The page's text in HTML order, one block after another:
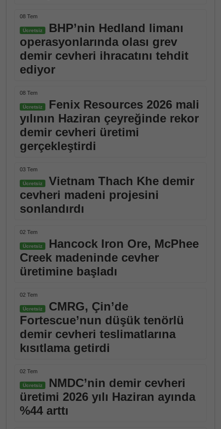
08 Tem
Ücretsiz
BHP’nin Hedland limanı
operasyonlarında olası grev
demir cevheri ihracatını tehdit
ediyor
08 Tem
Ücretsiz
Fenix Resources 2026 mali
yılının Haziran çeyreğinde rekor
demir cevheri üretimi
gerçekleştirdi
03 Tem
Ücretsiz
Vietnam Thach Khe demir
cevheri madeni projesini
sonlandırdı
02 Tem
Ücretsiz
Hancock Iron Ore, McPhee
Creek madeninde cevher
üretimine başladı
02 Tem
Ücretsiz
CMRG, Çin’de
Fortescue’nun düşük tenörlü
demir cevheri teslimatlarına
kısıtlama getirdi
02 Tem
Ücretsiz
NMDC’nin demir cevheri
üretimi 2026 yılı Haziran ayında
%44 arttı